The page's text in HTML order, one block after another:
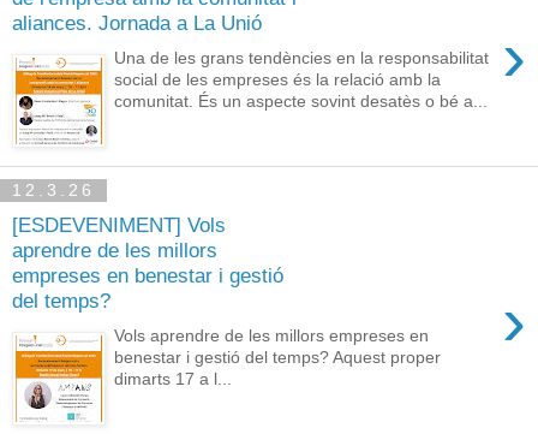
aliances. Jornada a La Unió
›
Una de les grans tendències en la responsabilitat
social de les empreses és la relació amb la
comunitat. És un aspecte sovint desatès o bé a...
12.3.26
[ESDEVENIMENT] Vols
aprendre de les millors
empreses en benestar i gestió
del temps?
›
Vols aprendre de les millors empreses en
benestar i gestió del temps? Aquest proper
dimarts 17 a l...